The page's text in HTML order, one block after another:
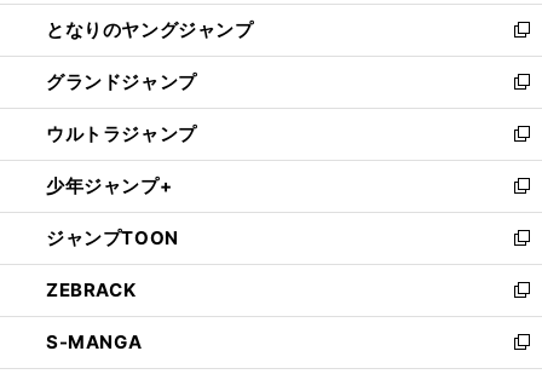
く
ン
ド
ウ
で
開
く
ウ
ィ
ン
ド
ウ
で
開
く
し
い
ウ
ィ
ン
ド
ウ
で
開
く
となりのヤングジャンプ
新
し
い
ウ
ィ
ン
ド
ウ
で
開
く
グランドジャンプ
新
し
い
ウ
ィ
ン
ド
ウ
で
開
く
ウルトラジャンプ
新
し
い
ウ
ィ
ン
ド
ウ
で
開
少年ジャンプ+
新
し
い
ウ
ィ
ン
ド
ウ
ジャンプTOON
新
し
い
ウ
ィ
ZEBRACK
新
し
い
S-MANGA
新